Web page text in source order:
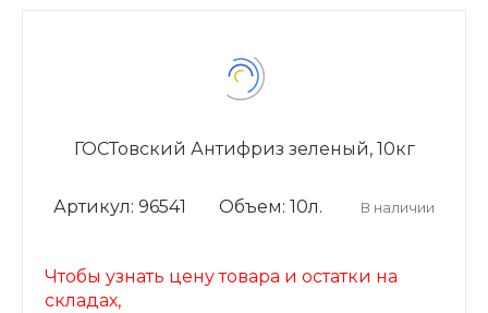
ГОСТовский Антифриз зеленый, 10кг
Артикул: 96541 Объем: 10л. В наличии
Чтобы узнать цену товара и остатки на
складах,